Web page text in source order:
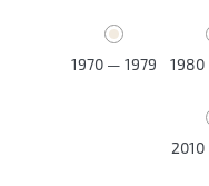
1970 — 1979